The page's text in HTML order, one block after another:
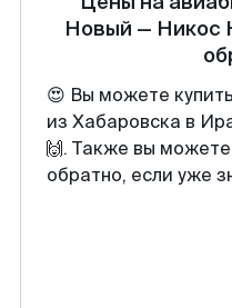
Новый — Никос
😍 Вы можете
из Хабаровска в
🙌. Также вы
обратно, если уже